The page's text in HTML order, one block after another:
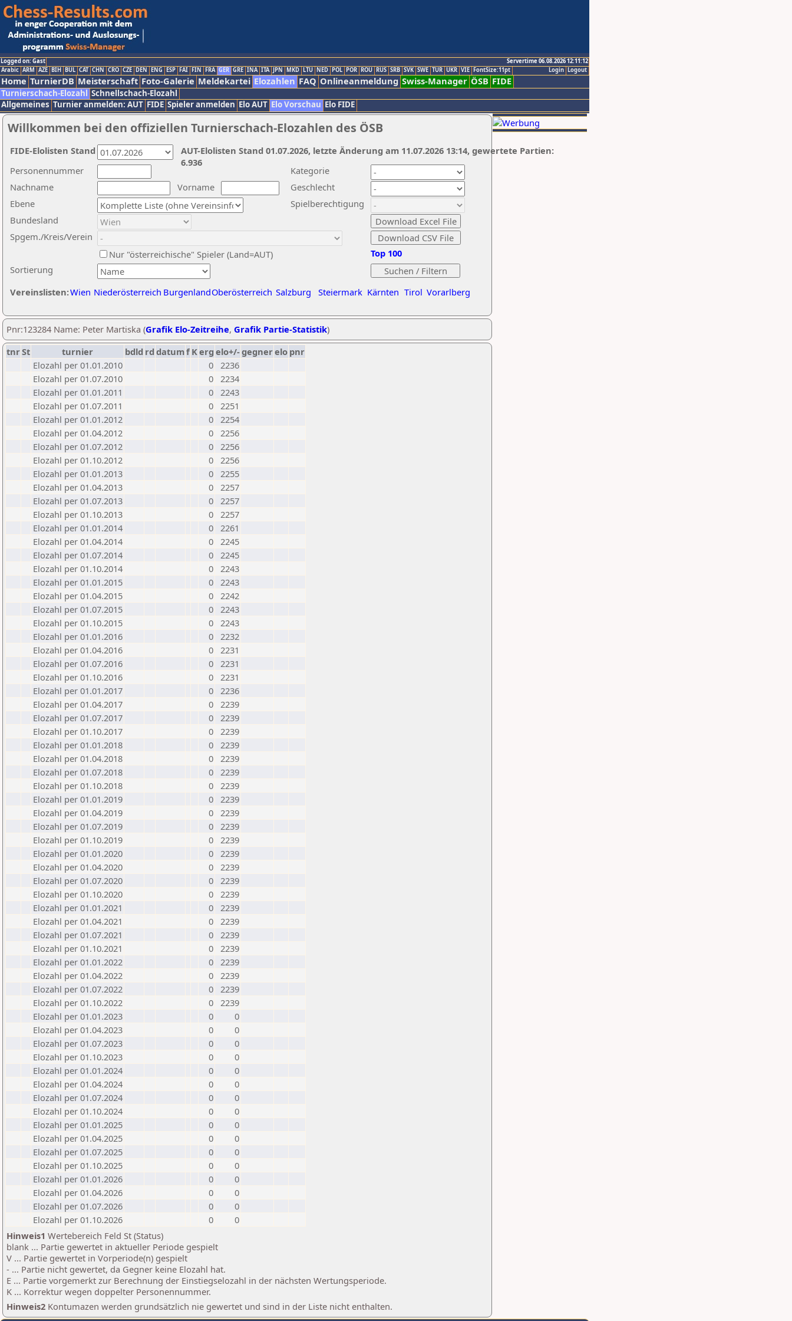
Logged on: Gast
Servertime 06.08.2026 12:11:12
Logout
Login
Arabic ARM AZE BIH BUL CAT CHN CRO CZE DEN ENG ESP FAI FIN FRA GER GRE INA ITA JPN MKD LTU NED POL POR ROU RUS SRB SVK SWE TUR UKR VIE FontSize:11pt
Home TurnierDB Meisterschaft Foto-Galerie Meldekartei Elozahlen FAQ Onlineanmeldung Swiss-Manager ÖSB FIDE
Turnierschach-Elozahl Schnellschach-Elozahl
Allgemeines Turnier anmelden: AUT FIDE Spieler anmelden Elo AUT Elo Vorschau Elo FIDE
Willkommen bei den offiziellen Turnierschach-Elozahlen des ÖSB
Nachname
Vorname
Ebene
Kategorie
Sortierung
Personennummer
Bundesland
Spgem./Kreis/Verein
Geschlecht
Nur "österreichische" Spieler (Land=AUT)
Spielberechtigung
Vereinslisten:Wien Niederösterreich BurgenlandOberösterreich Salzburg Steiermark Kärnten Tirol Vorarlberg
Top 100
AUT-Elolisten Stand 01.07.2026, letzte Änderung am 11.07.2026 13:14, gewertete Partien:
6.936
FIDE-Elolisten Stand
Pnr:123284 Name: Peter Martiska (Grafik Elo-Zeitreihe, Grafik Partie-Statistik)
tnrSt turnier bdld rd datumf Kerg elo+/-gegnerelo pnr
Elozahl per 01.01.2010
0 2236
Elozahl per 01.07.2010
0 2234
Elozahl per 01.01.2011
0 2243
Elozahl per 01.07.2011
0 2251
Elozahl per 01.01.2012
0 2254
Elozahl per 01.04.2012
0 2256
Elozahl per 01.07.2012
0 2256
Elozahl per 01.10.2012
0 2256
Elozahl per 01.01.2013
0 2255
Elozahl per 01.04.2013
0 2257
Elozahl per 01.07.2013
0 2257
Elozahl per 01.10.2013
0 2257
Elozahl per 01.01.2014
0 2261
Elozahl per 01.04.2014
0 2245
Elozahl per 01.07.2014
0 2245
Elozahl per 01.10.2014
0 2243
Elozahl per 01.01.2015
0 2243
Elozahl per 01.04.2015
0 2242
Elozahl per 01.07.2015
0 2243
Elozahl per 01.10.2015
0 2243
Elozahl per 01.01.2016
0 2232
Elozahl per 01.04.2016
0 2231
Elozahl per 01.07.2016
0 2231
Elozahl per 01.10.2016
0 2231
Elozahl per 01.01.2017
0 2236
Elozahl per 01.04.2017
0 2239
Elozahl per 01.07.2017
0 2239
Elozahl per 01.10.2017
0 2239
Elozahl per 01.01.2018
0 2239
Elozahl per 01.04.2018
0 2239
Elozahl per 01.07.2018
0 2239
Elozahl per 01.10.2018
0 2239
Elozahl per 01.01.2019
0 2239
Elozahl per 01.04.2019
0 2239
Elozahl per 01.07.2019
0 2239
Elozahl per 01.10.2019
0 2239
Elozahl per 01.01.2020
0 2239
Elozahl per 01.04.2020
0 2239
Elozahl per 01.07.2020
0 2239
Elozahl per 01.10.2020
0 2239
Elozahl per 01.01.2021
0 2239
Elozahl per 01.04.2021
0 2239
Elozahl per 01.07.2021
0 2239
Elozahl per 01.10.2021
0 2239
Elozahl per 01.01.2022
0 2239
Elozahl per 01.04.2022
0 2239
Elozahl per 01.07.2022
0 2239
Elozahl per 01.10.2022
0 2239
Elozahl per 01.01.2023
0
0
Elozahl per 01.04.2023
0
0
Elozahl per 01.07.2023
0
0
Elozahl per 01.10.2023
0
0
Elozahl per 01.01.2024
0
0
Elozahl per 01.04.2024
0
0
Elozahl per 01.07.2024
0
0
Elozahl per 01.10.2024
0
0
Elozahl per 01.01.2025
0
0
Elozahl per 01.04.2025
0
0
Elozahl per 01.07.2025
0
0
Elozahl per 01.10.2025
0
0
Elozahl per 01.01.2026
0
0
Elozahl per 01.04.2026
0
0
Elozahl per 01.07.2026
0
0
Elozahl per 01.10.2026
0
0
Hinweis1 Wertebereich Feld St (Status)
blank ... Partie gewertet in aktueller Periode gespielt
V ... Partie gewertet in Vorperiode(n) gespielt
- ... Partie nicht gewertet, da Gegner keine Elozahl hat.
E ... Partie vorgemerkt zur Berechnung der Einstiegselozahl in der nächsten Wertungsperiode.
K ... Korrektur wegen doppelter Personennummer.
Hinweis2 Kontumazen werden grundsätzlich nie gewertet und sind in der Liste nicht enthalten.